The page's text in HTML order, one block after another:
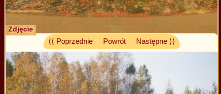
Zdjęcie
⟨⟨ Poprzednie
Powrót Następne ⟩⟩